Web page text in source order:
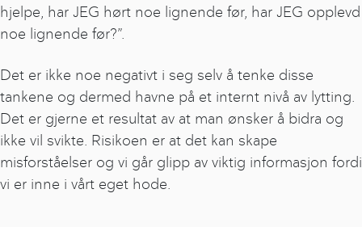
hjelpe, har JEG hørt noe lignende før, har JEG opplevd
noe lignende før?”.
Det er ikke noe negativt i seg selv å tenke disse
tankene og dermed havne på et internt nivå av lytting.
Det er gjerne et resultat av at man ønsker å bidra og
ikke vil svikte. Risikoen er at det kan skape
misforståelser og vi går glipp av viktig informasjon fordi
vi er inne i vårt eget hode.